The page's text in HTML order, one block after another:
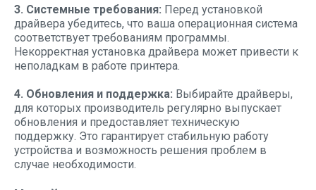
3. Системные требования: Перед установкой
драйвера убедитесь, что ваша операционная система
соответствует требованиям программы.
Некорректная установка драйвера может привести к
неполадкам в работе принтера.
4. Обновления и поддержка: Выбирайте драйверы,
для которых производитель регулярно выпускает
обновления и предоставляет техническую
поддержку. Это гарантирует стабильную работу
устройства и возможность решения проблем в
случае необходимости.